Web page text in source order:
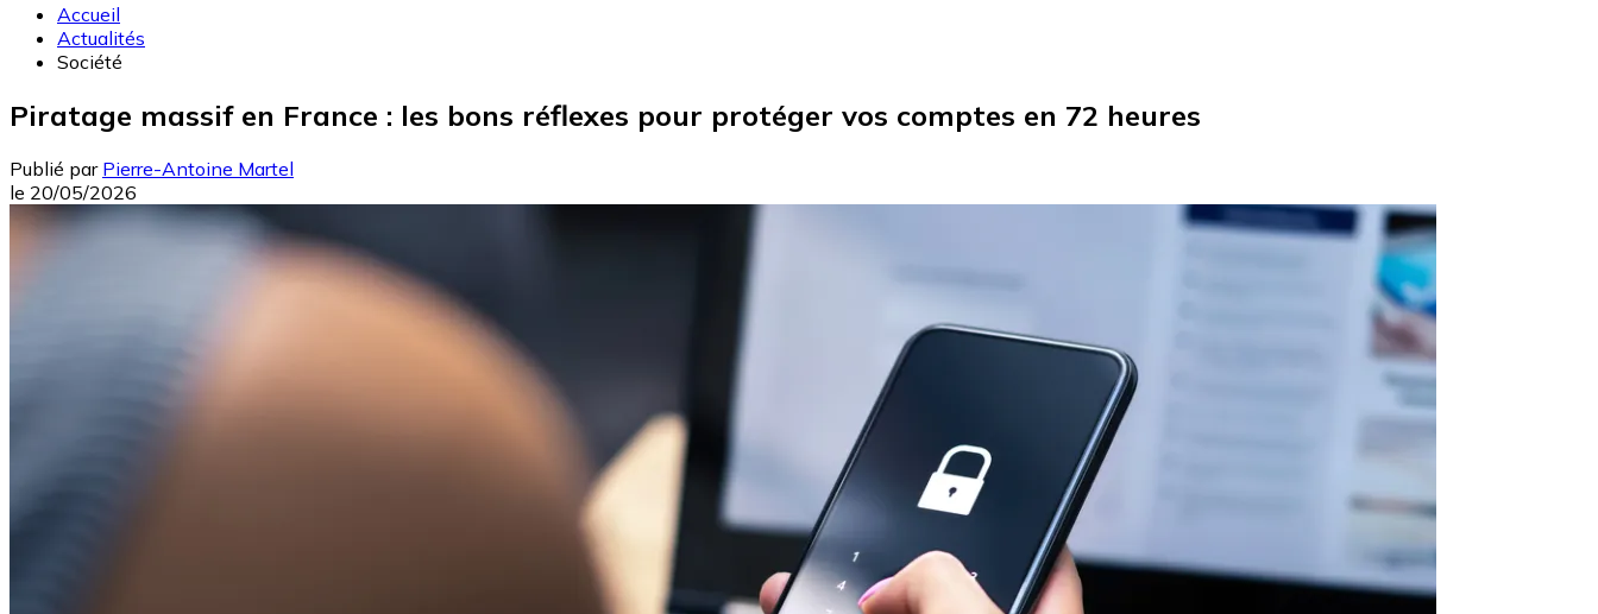
Accueil
Actualités
Société
Piratage massif en France : les bons réflexes pour protéger vos comptes en 72 heures
Publié par Pierre-Antoine Martel
le 20/05/2026